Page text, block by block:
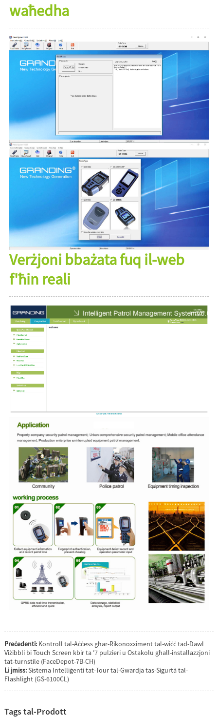
waħedha
Verżjoni bbażata fuq il-web
f'ħin reali
Preċedenti: Kontroll tal-Aċċess għar-Rikonoxximent tal-wiċċ tad-Dawl
Viżibbli bi Touch Screen kbir ta '7 pulzieri u Ostakolu għall-installazzjoni
tat-turnstile (FaceDepot-7B-CH)
Li jmiss:Sistema Intelliġenti tat-Tour tal-Gwardja tas-Sigurtà tal-
Flashlight (GS-6100CL)
Tags tal-Prodott